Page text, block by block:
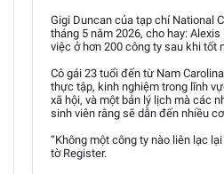
Gigi Duncan của tạp chí National
tháng 5 năm 2026, cho hay:
việc ở hơn 200 công ty sau khi tốt
Cô gái 23 tuổi đến từ Nam
thực tập, kinh nghiệm trong lĩnh
xã hội, và một bản lý lịch mà các
sinh viên rằng sẽ dẫn đến nhiều
“Không một công ty nào liên lạc
tờ Register.